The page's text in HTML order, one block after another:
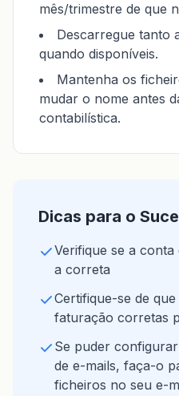
mês/trimestre de que
Descarregue tanto
quando disponíveis.
Mantenha os
mudar o nome antes
contabilística.
Dicas para o
Verifique se a conta
a correta
Certifique-se de
faturação corretas
Se puder
de e-mails, faça-o
ficheiros no seu e-